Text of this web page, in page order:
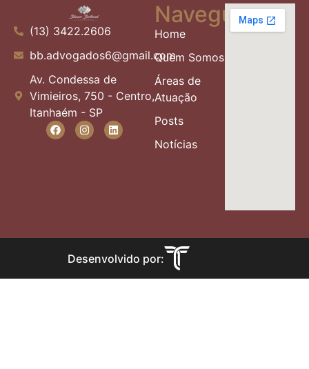
(13) 3422.2606
bb.advogados6@gmail.com
Av. Condessa de
Vimieiros, 750 - Centro,
Itanhaém - SP
Navegue
Home
Quem Somos
Áreas de
Atuação
Posts
Notícias
Desenvolvido por: